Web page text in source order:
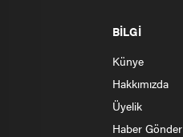
BİLGİ
Künye
Hakkımızda
Üyelik
Haber Gönder